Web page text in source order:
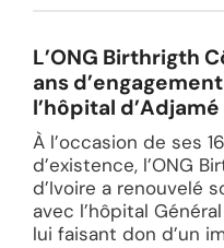
L’ONG Birthrigth
ans
l’hôpital d’Adjamé
À l’occasion de ses
d’existence, l’ONG
d’Ivoire a renouvelé
avec l’hôpital
lui faisant don d’un